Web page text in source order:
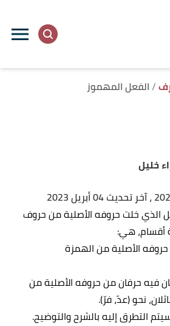
الفعل المهموز
خليل
، آخر تحديث 04 أبريل 2023
الذي خلت حروفه الأصلية من حروف
أقسام، هي:
الأصلية من الهمزة
فيه حرفان من حروفه الأصلية من
نحو (عدّ، فرّ).
التطرق إليه بالشرح والتوضيح.